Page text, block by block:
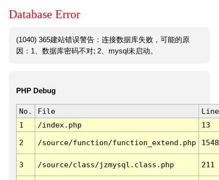
Database Error
(1040) 365建站错误警告：连接数据库失败，可能的原
因：1、数据库密码不对; 2、mysql未启动。
PHP Debug
No. File
Line
1
/index.php 13
2 /source/function/function_extend.php 1548
3 /source/class/jzmysql.class.php 211